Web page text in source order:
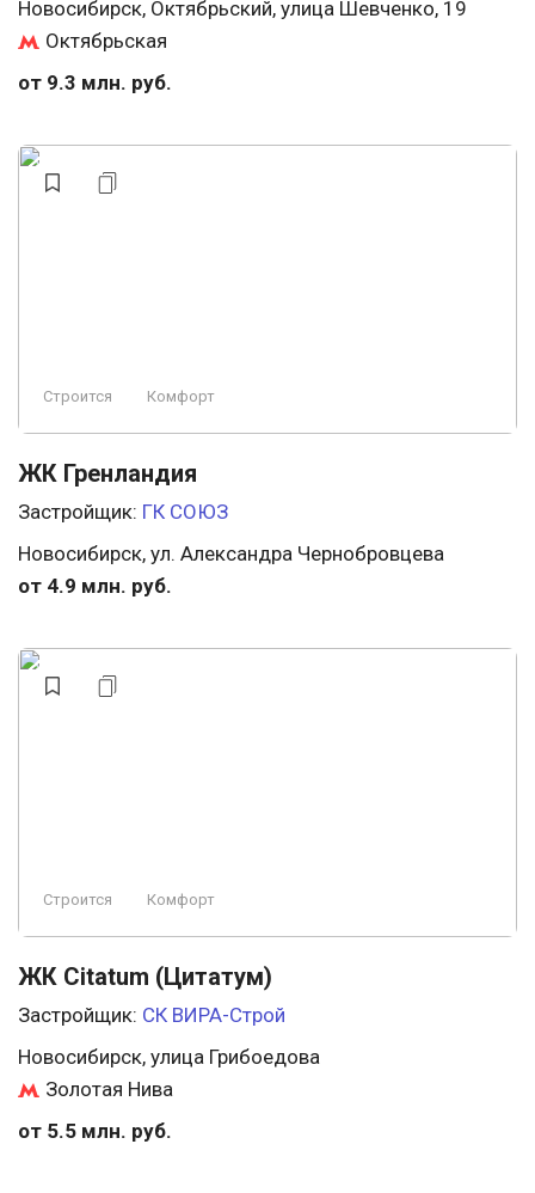
Новосибирск, Октябрьский, улица Шевченко, 19
Октябрьская
от 9.3 млн. руб.
Строится Комфорт
ЖК Гренландия
Застройщик: ГК СОЮЗ
Новосибирск, ул. Александра Чернобровцева
от 4.9 млн. руб.
Строится Комфорт
ЖК Citatum (Цитатум)
Застройщик: СК ВИРА-Строй
Новосибирск, улица Грибоедова
Золотая Нива
от 5.5 млн. руб.